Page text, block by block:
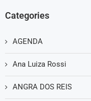
Categories
AGENDA
Ana Luiza Rossi
ANGRA DOS REIS